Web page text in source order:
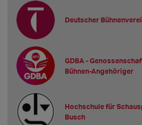
Deutscher
GDBA -
Bühnen-Angehöriger
Hochschule für
Busch